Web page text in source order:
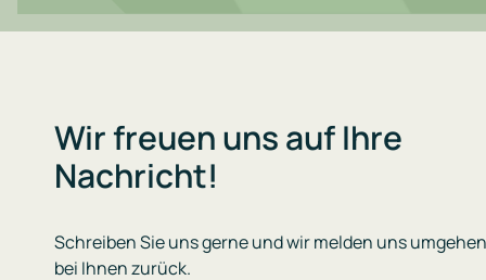
Wir freuen uns auf Ihre
Nachricht!
Schreiben Sie uns gerne und wir melden uns
bei Ihnen zurück.